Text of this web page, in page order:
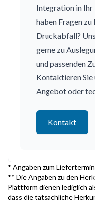
Integration in
haben Fragen zu
Druckabfall?
gerne zu
und passenden
Kontaktieren Sie
Angebot oder
Kontakt
* Angaben zum
** Die Angaben zu den
Plattform dienen lediglich
dass die tatsächliche